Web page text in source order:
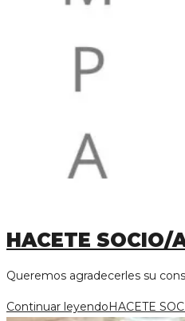
HACETE SOCIO/
Queremos agradecerles su
Continuar leyendo HACETE